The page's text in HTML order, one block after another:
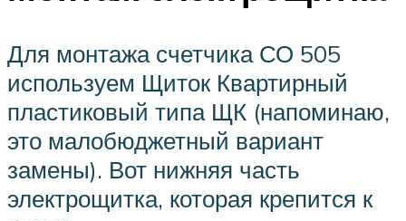
Для монтажа счетчика СО 505
используем Щиток Квартирный
пластиковый типа ЩК (напоминаю,
это малобюджетный вариант
замены). Вот нижняя часть
электрощитка, которая крепится к